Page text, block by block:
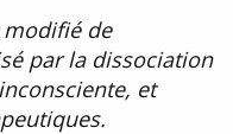
de
par la dissociation
et